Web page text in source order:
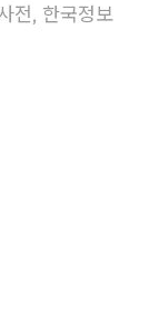
전, 한국정보